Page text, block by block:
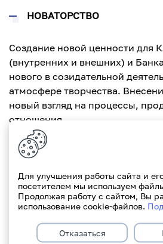
НОВАТОРСТВО
Создание новой ценности для
(внутренних и внешних) и
нового в созидательной
атмосфере творчества.
новый взгляд на процессы,
отношения.
РАЗВИТИЕ
Стремление
Это инновационные решения и
деятельность каждый день.
культуре – постоянное
клиентам.
Для улучшения работы сайта и
посетителем мы используем
Продолжая работу с сайтом, Вы
использование cookie-файлов.
Отказаться